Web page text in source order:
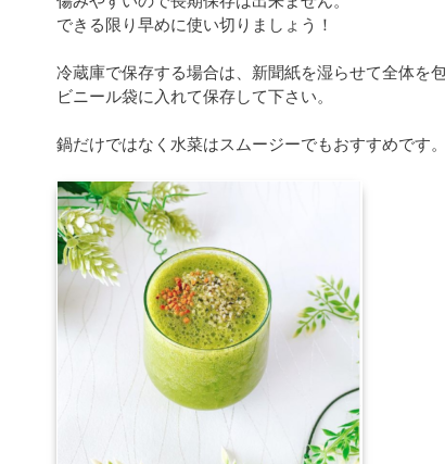
できる限り早めに使い切りましょう！
冷蔵庫で保存する場合は、新聞紙を湿らせて全体を包
ビニール袋に入れて保存して下さい。
鍋だけではなく水菜はスムージーでもおすすめです。